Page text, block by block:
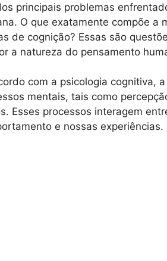
principais problemas
O que exatamente compõe a
de cognição? Essas são
a natureza do pensamento
com a psicologia cognitiva,
mentais, tais como
Esses processos interagem
e nossas experiências.